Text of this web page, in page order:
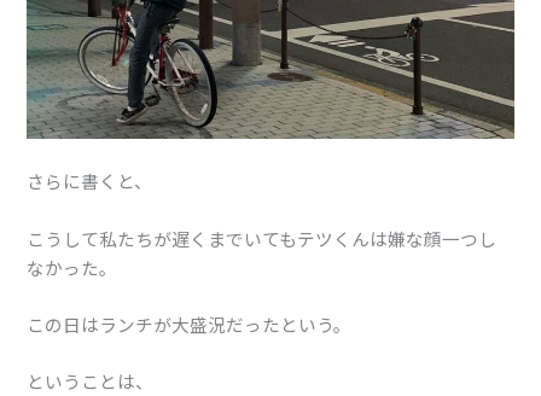
さらに書くと、
こうして私たちが遅くまでいてもテツくんは嫌な顔一つし
なかった。
この日はランチが大盛況だったという。
ということは、